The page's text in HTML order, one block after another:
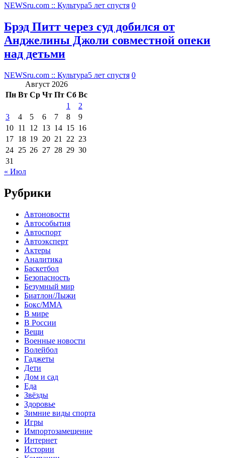
NEWSru.com :: Культура5 лет спустя 0
Брэд Питт через суд добился от
Анджелины Джоли совместной опеки
над детьми
NEWSru.com :: Культура5 лет спустя 0
Август 2026
Пн Вт Ср Чт Пт Сб Вс
1
2
3
4 5 6 7 8
9
10 11 12 13 14 15 16
17 18 19 20 21 22 23
24 25 26 27 28 29 30
31
« Июл
Рубрики
Автоновости
Автособытия
Автоспорт
Автоэксперт
Актеры
Аналитика
Баскетбол
Безопасность
Безумный мир
Биатлон/Лыжи
Бокс/MMA
В мире
В России
Вещи
Военные новости
Волейбол
Гаджеты
Дети
Дом и сад
Еда
Звёзды
Здоровье
Зимние виды спорта
Игры
Импортозамещение
Интернет
Истории